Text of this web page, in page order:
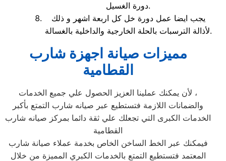
دورة الغسيل.
يجب ايضا عمل دورة خل كل اربعة اشهر و ذلك
لأذالة الترسبات بالحلة الخارجية والداخلية بالغسالة.
مميزات صيانة اجهزة شارب
القطامية
لأن يمكنك عملينا العزيز الحصول علي جميع الخدمات ،
والضمانات اللازمة فتستطيع عبر صيانه شارب التمتع بأكبر
الخدمات الكبرى التي تجعلك علي ثقة دائما بمركز صيانه شارب
القطامية
فيمكنك عبر الخط الساخن الخاص بخدمة عملاء صيانة شارب
المعتمد فتستطيع التمتع بالخدمات الكبري المميزة من خلال